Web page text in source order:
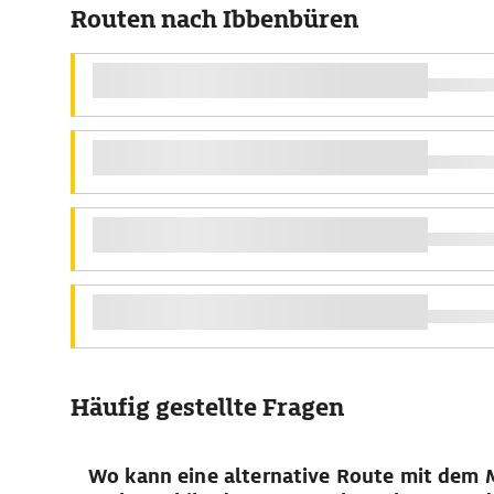
Routen nach Ibbenbüren
Häufig gestellte Fragen
Wo kann eine alternative Route mit dem